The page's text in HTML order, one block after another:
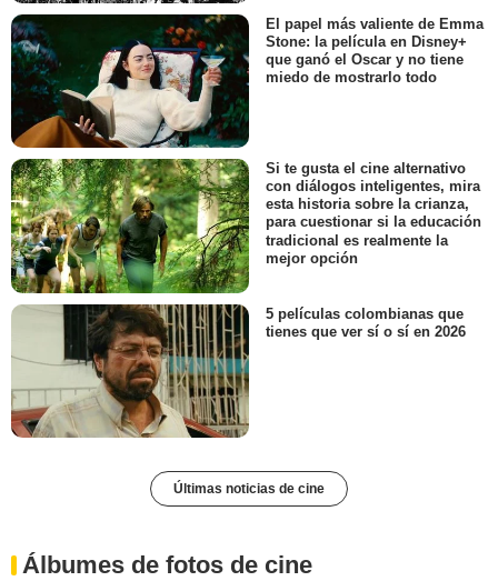
El papel más valiente de Emma
Stone: la película en Disney+
que ganó el Oscar y no tiene
miedo de mostrarlo todo
Si te gusta el cine alternativo
con diálogos inteligentes, mira
esta historia sobre la crianza,
para cuestionar si la educación
tradicional es realmente la
mejor opción
5 películas colombianas que
tienes que ver sí o sí en 2026
Últimas noticias de cine
Álbumes de fotos de cine